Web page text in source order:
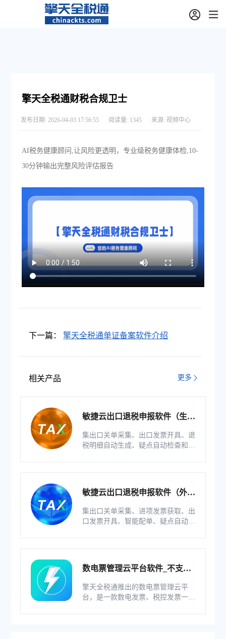
擎天全税通财税合规卫士
发布日期: 2026-04-03 17:56:55 阅读量: 1345 来源: 视频中心
AI税务健康顾问,让风险更透明，专业级税务健康体检,10-
30分钟输出完整风险评估报告
下一篇： 擎天全税通单证备案软件介绍
相关产品 更多
敏捷云出口退税申报软件（生产
集出口关单采集、出口发票开具、退
税明细自动生成、疑点自动检查和调
敏捷云出口退税申报软件（外贸
集出口关单采集、进项发票获取、出
口发票开具、智能配单、疑点自动检
数电票管理云平台软件_不支持
擎天全税通推出的数电票管理云平
台，是一款数电发票、税控发票一体